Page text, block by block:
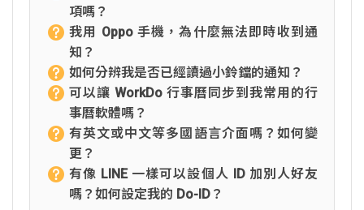
項嗎？
我用 Oppo 手機，為什麼無法即時收到通
知？
如何分辨我是否已經讀過小鈴鐺的通知？
可以讓 WorkDo 行事曆同步到我常用的行
事曆軟體嗎？
有英文或中文等多國語言介面嗎？如何變
更？
有像 LINE 一樣可以設個人 ID 加別人好友
嗎？如何設定我的 Do-ID？